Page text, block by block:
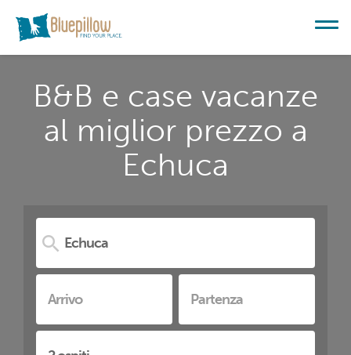
B&B e case vacanze
al miglior prezzo a
Echuca